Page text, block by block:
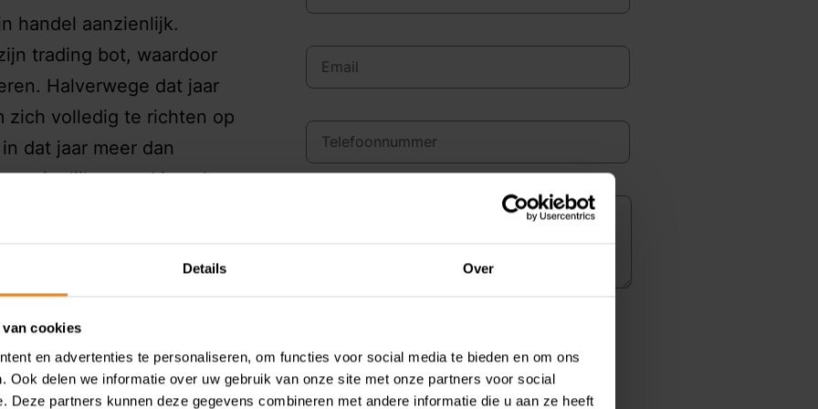
Details Over
van cookies
en advertenties te personaliseren, om functies voor social media te bieden en om ons
Ook delen we informatie over uw gebruik van onze site met onze partners voor social
Deze partners kunnen deze gegevens combineren met andere informatie die u aan ze heeft
handel aanzienlijk.
trading bot, waardoor
Halverwege dat jaar
zich volledig te richten op
dat jaar meer dan
zowel in volume
de handel in cryptovaluta
geen bron van inkomen
laat hem weten dat de
betrokken. Wat volgt, is
belastbaar